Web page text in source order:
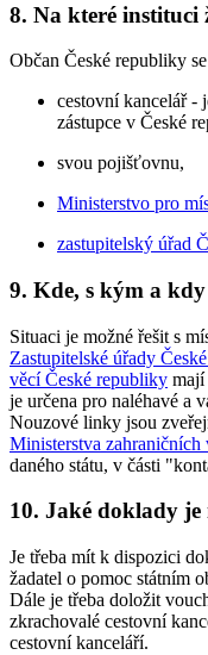
8. Na které instituci
Občan České republiky
cestovní kancelář -
zástupce v České
svou pojišťovnu,
Ministerstvo pro
zastupitelský úřad
9. Kde, s kým a
Situaci je možné řešit s
Zastupitelské úřady
věcí České republiky mají
je určena pro naléhavé a
Nouzové linky jsou
Ministerstva
daného státu, v části
10. Jaké doklady je
Je třeba mít k dispozici
žadatel o pomoc státním
Dále je třeba doložit
zkrachovalé cestovní
cestovní kanceláří.